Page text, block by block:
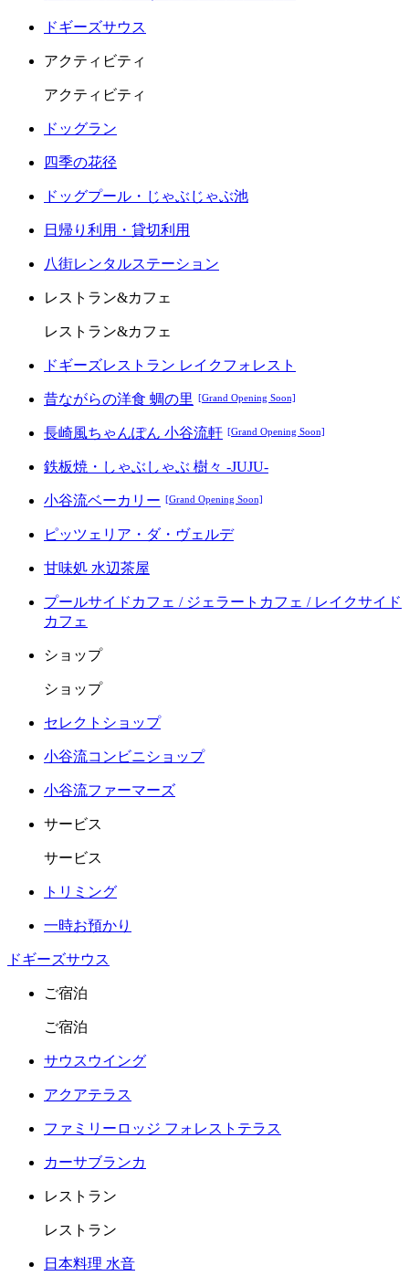
ドギーズサウス
アクティビティ
アクティビティ
ドッグラン
四季の花径
ドッグプール・じゃぶじゃぶ池
日帰り利用・貸切利用
八街レンタルステーション
レストラン&カフェ
レストラン&カフェ
ドギーズレストラン レイクフォレスト
昔ながらの洋食 蜩の里 [Grand Opening Soon]
長崎風ちゃんぽん 小谷流軒 [Grand Opening Soon]
鉄板焼・しゃぶしゃぶ 樹々 -JUJU-
小谷流ベーカリー [Grand Opening Soon]
ピッツェリア・ダ・ヴェルデ
甘味処 水辺茶屋
プールサイドカフェ / ジェラートカフェ / レイクサイド
カフェ
ショップ
ショップ
セレクトショップ
小谷流コンビニショップ
小谷流ファーマーズ
サービス
サービス
トリミング
一時お預かり
ドギーズサウス
ご宿泊
ご宿泊
サウスウイング
アクアテラス
ファミリーロッジ フォレストテラス
カーサブランカ
レストラン
レストラン
日本料理 水音